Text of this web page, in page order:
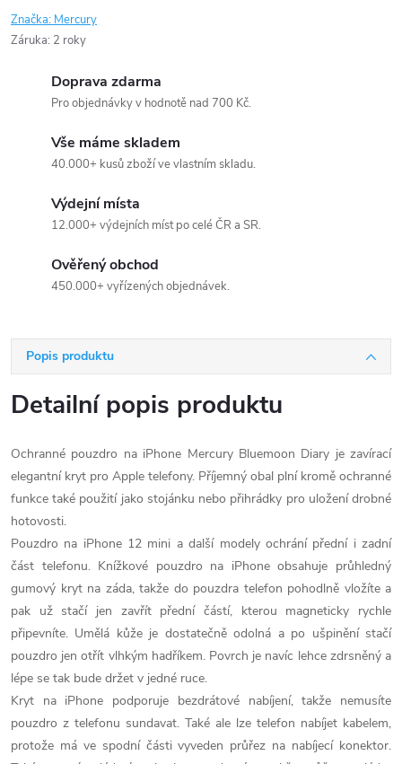
Značka: Mercury
Záruka: 2 roky
Doprava zdarma
Pro objednávky v hodnotě nad 700 Kč.
Vše máme skladem
40.000+ kusů zboží ve vlastním skladu.
Výdejní místa
12.000+ výdejních míst po celé ČR a SR.
Ověřený obchod
450.000+ vyřízených objednávek.
Popis produktu
Detailní popis produktu
Ochranné pouzdro na iPhone Mercury Bluemoon Diary je zavírací
elegantní kryt pro Apple telefony. Příjemný obal plní kromě ochranné
funkce také použití jako stojánku nebo přihrádky pro uložení drobné
hotovosti.
Pouzdro na iPhone 12 mini a další modely ochrání přední i zadní
část telefonu. Knížkové pouzdro na iPhone obsahuje průhledný
gumový kryt na záda, takže do pouzdra telefon pohodlně vložíte a
pak už stačí jen zavřít přední částí, kterou magneticky rychle
připevníte. Umělá kůže je dostatečně odolná a po ušpinění stačí
pouzdro jen otřít vlhkým hadříkem. Povrch je navíc lehce zdrsněný a
lépe se tak bude držet v jedné ruce.
Kryt na iPhone podporuje bezdrátové nabíjení, takže nemusíte
pouzdro z telefonu sundavat. Také ale lze telefon nabíjet kabelem,
protože má ve spodní části vyveden průřez na nabíjecí konektor.